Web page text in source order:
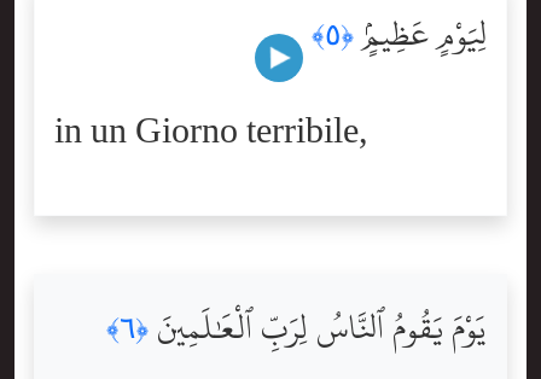
لِيَوْمٍ عَظِيمٍۢ﴿٥﴾
in un Giorno terribile,
يَوْمَ يَقُومُ ٱلنَّاسُ لِرَبِّ ٱلْعَٰلَمِينَ ﴿٦﴾